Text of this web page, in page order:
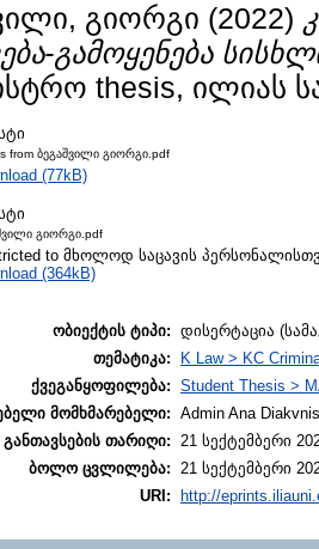
გიორგი (2022)
გამოყენება
thesis, ილიას
from ბეგაშვილი გიორგი.pdf
(77kB)
გიორგი.pdf
to მხოლოდ საცავის
(364kB)
ობიექტის ტიპი: დისერტაცია
თემატიკა:
K Law > KC
ქვეგანყოფილება: Student Thesis >
მომხმარებელი: Admin Ana
განთავსების თარიღი: 21 სექტემბერი
ბოლო ცვლილება: 21 სექტემბერი
URI:
http://